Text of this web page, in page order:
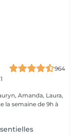
964
Amanda, Laura,